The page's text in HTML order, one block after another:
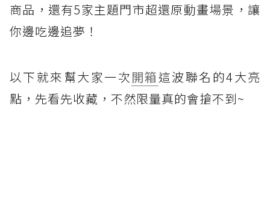
商品，還有5家主題門市超還原動畫場景，讓
你邊吃邊追夢！
以下就來幫大家一次開箱這波聯名的4大亮
點，先看先收藏，不然限量真的會搶不到~